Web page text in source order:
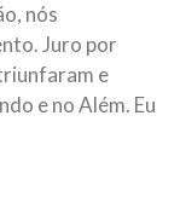
nós
Juro por
e
e no Além. Eu